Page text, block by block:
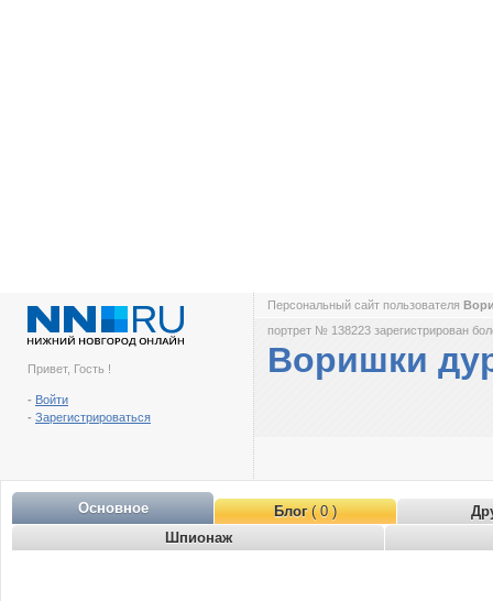
Привет, Гость !
- Войти
- Зарегистрироваться
Персональный сайт пользователя
портрет № 138223 зарегистрирован
Воришки
Основное Блог( 0 )
Шпионаж